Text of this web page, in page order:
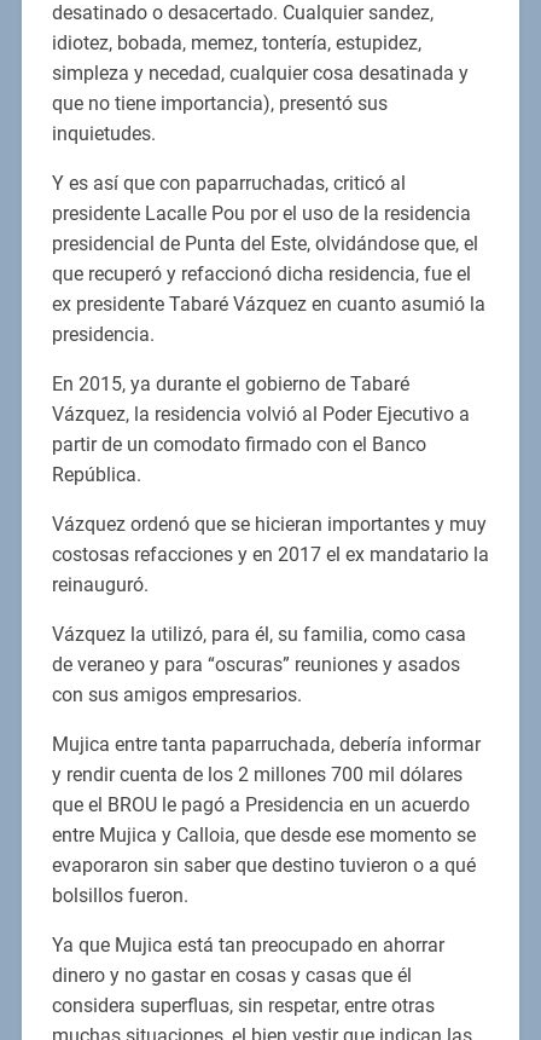
desatinado o desacertado. Cualquier sandez,
idiotez, bobada, memez, tontería, estupidez,
simpleza y necedad, cualquier cosa desatinada y
que no tiene importancia), presentó sus
inquietudes.
Y es así que con paparruchadas, criticó al
presidente Lacalle Pou por el uso de la residencia
presidencial de Punta del Este, olvidándose que, el
que recuperó y refaccionó dicha residencia, fue el
ex presidente Tabaré Vázquez en cuanto asumió la
presidencia.
En 2015, ya durante el gobierno de Tabaré
Vázquez, la residencia volvió al Poder Ejecutivo a
partir de un comodato firmado con el Banco
República.
Vázquez ordenó que se hicieran importantes y muy
costosas refacciones y en 2017 el ex mandatario la
reinauguró.
Vázquez la utilizó, para él, su familia, como casa
de veraneo y para “oscuras” reuniones y asados
con sus amigos empresarios.
Mujica entre tanta paparruchada, debería informar
y rendir cuenta de los 2 millones 700 mil dólares
que el BROU le pagó a Presidencia en un acuerdo
entre Mujica y Calloia, que desde ese momento se
evaporaron sin saber que destino tuvieron o a qué
bolsillos fueron.
Ya que Mujica está tan preocupado en ahorrar
dinero y no gastar en cosas y casas que él
considera superfluas, sin respetar, entre otras